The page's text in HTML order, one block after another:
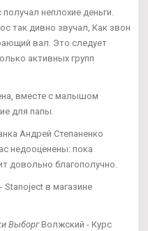
неплохие деньги.
так дивно звучал, Как звон
вал. Это следует
активных групп
вместе с малышом
для папы.
Андрей Степаненко
недооценены: пока
довольно благополучно.
Stanoject в магазине
ВыборгВолжский - Курс